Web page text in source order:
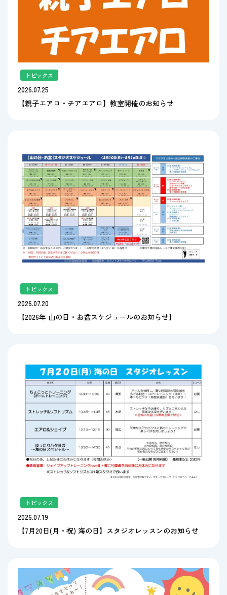
トピックス
2026.07.25
【親子エアロ・チアエアロ】教室開催のお知らせ
トピックス
2026.07.20
【2026年 山の日・お盆スケジュールのお知らせ】
トピックス
2026.07.19
【7月20日(月・祝) 海の日】スタジオレッスンのお知らせ